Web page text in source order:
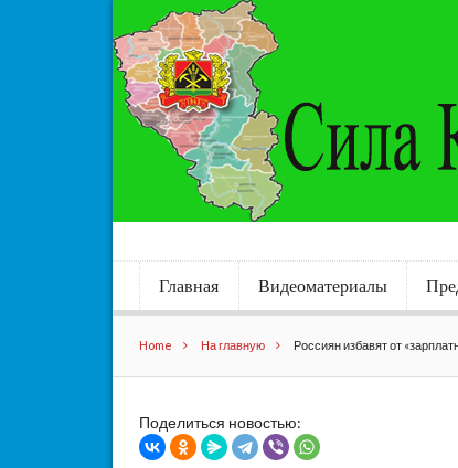
Главная Видеоматериалы
Home На главную Россиян избавят от
Поделиться новостью: